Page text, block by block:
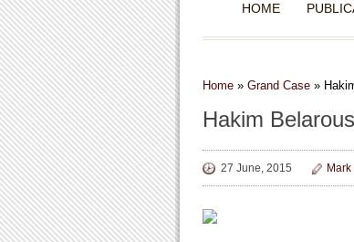
HOME
Home » Grand Case »
Hakim
27 June, 2015